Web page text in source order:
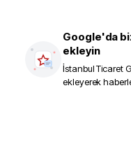
Google'da
ekleyin
İstanbul Ticaret
ekleyerek